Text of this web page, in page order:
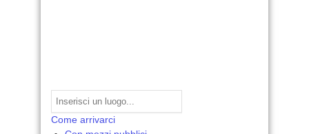
Come arrivarci